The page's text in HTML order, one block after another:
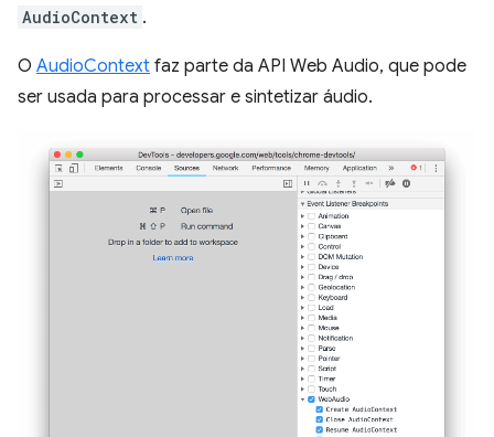
AudioContext .
O AudioContext faz parte da API Web Audio, que pode
ser usada para processar e sintetizar áudio.